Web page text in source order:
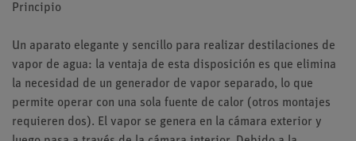
Principio
Un aparato elegante y sencillo para realizar destilaciones de
vapor de agua: la ventaja de esta disposición es que elimina
la necesidad de un generador de vapor separado, lo que
permite operar con una sola fuente de calor (otros montajes
requieren dos). El vapor se genera en la cámara exterior y